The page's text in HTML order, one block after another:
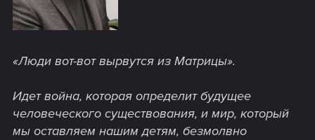
«Люди вот-вот вырвутся из Матрицы».
Идет война, которая определит будущее
человеческого существования, и мир, который
мы оставляем нашим детям, безмолвно